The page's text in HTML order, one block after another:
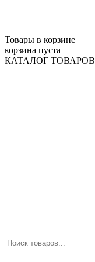
Товары в корзине
корзина пуста
КАТАЛОГ ТОВАРОВ